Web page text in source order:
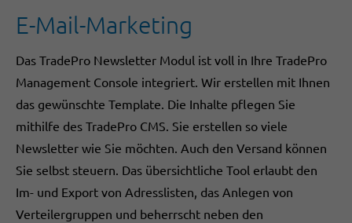
E-Mail-Marketing
Das TradePro Newsletter Modul ist voll in Ihre TradePro
Management Console integriert. Wir erstellen mit Ihnen
das gewünschte Template. Die Inhalte pflegen Sie
mithilfe des TradePro CMS. Sie erstellen so viele
Newsletter wie Sie möchten. Auch den Versand können
Sie selbst steuern. Das übersichtliche Tool erlaubt den
Im- und Export von Adresslisten, das Anlegen von
Verteilergruppen und beherrscht neben den